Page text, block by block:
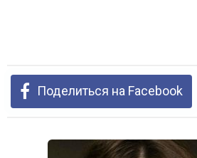
Поделиться на Facebook